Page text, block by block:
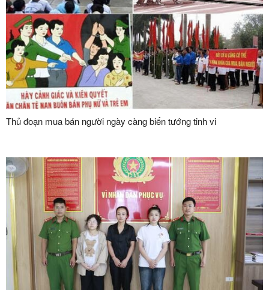
Thủ đoạn mua bán người ngày càng biến tướng tinh vi